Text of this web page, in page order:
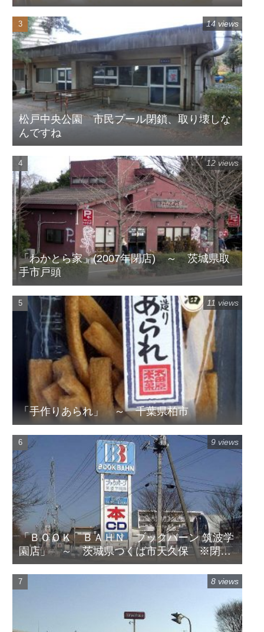
松戸中央公園 市民プール閉鎖、取り壊しな
んですね
14 views
「わかとら家」(2007年閉店) ～ 茨城県取
手市戸頭
12 views
「手作りあられ」 ～ 千葉県柏市
11 views
「ＢＯＯＫ ＢＡＨＮ ブックバーン 筑波学
園店」 ～ 茨城県つくば市天久保 ※閉店
してます
9 views
8 views